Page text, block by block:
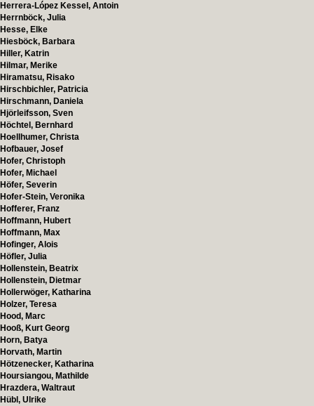
Herrera-López Kessel, Antoin
Herrnböck, Julia
Hesse, Elke
Hiesböck, Barbara
Hiller, Katrin
Hilmar, Merike
Hiramatsu, Risako
Hirschbichler, Patricia
Hirschmann, Daniela
Hjörleifsson, Sven
Höchtel, Bernhard
Hoellhumer, Christa
Hofbauer, Josef
Hofer, Christoph
Hofer, Michael
Höfer, Severin
Hofer-Stein, Veronika
Hofferer, Franz
Hoffmann, Hubert
Hoffmann, Max
Hofinger, Alois
Höfler, Julia
Hollenstein, Beatrix
Hollenstein, Dietmar
Hollerwöger, Katharina
Holzer, Teresa
Hood, Marc
Hooß, Kurt Georg
Horn, Batya
Horvath, Martin
Hötzenecker, Katharina
Hoursiangou, Mathilde
Hrazdera, Waltraut
Hübl, Ulrike